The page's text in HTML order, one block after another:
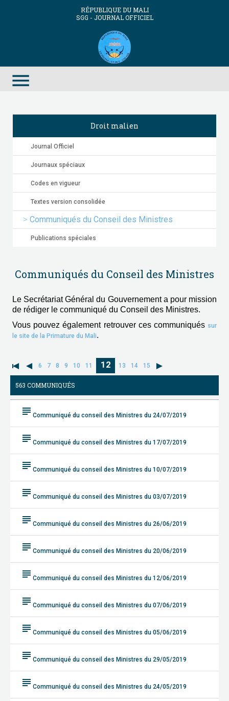
RÉPUBLIQUE DU MALI
SGG - JOURNAL OFFICIEL
menu
Droit malien
Journal Officiel
Journaux spéciaux
Codes en vigueur
Textes version consolidée
Communiqués du Conseil des Ministres
Publications spéciales
Communiqués du Conseil des Ministres
Le Secrétariat Général du Gouvernement a pour mission
de rédiger le communiqué du Conseil des Ministres.
Vous pouvez également retrouver ces communiqués sur
le site de la Primature du Mali.
6 7 8 9 10 11 12 13 14 15
563 COMMUNIQUÉS
subject Communiqué du conseil des Ministres du 24/07/2019
subject Communiqué du conseil des Ministres du 17/07/2019
subject Communiqué du conseil des Ministres du 10/07/2019
subject Communiqué du conseil des Ministres du 03/07/2019
subject Communiqué du conseil des Ministres du 26/06/2019
subject Communiqué du conseil des Ministres du 20/06/2019
subject Communiqué du conseil des Ministres du 12/06/2019
subject Communiqué du conseil des Ministres du 07/06/2019
subject Communiqué du conseil des Ministres du 05/06/2019
subject Communiqué du conseil des Ministres du 29/05/2019
subject Communiqué du conseil des Ministres du 24/05/2019